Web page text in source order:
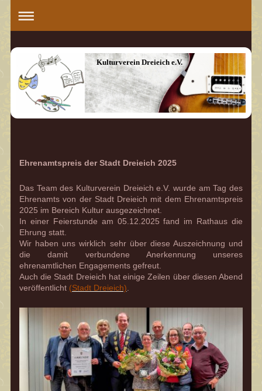
Kulturverein Dreieich e.V.
Ehrenamtspreis der Stadt Dreieich 2025
Das Team des Kulturverein Dreieich e.V. wurde am Tag des
Ehrenamts von der Stadt Dreieich mit dem Ehrenamtspreis
2025 im Bereich Kultur ausgezeichnet.
In einer Feierstunde am 05.12.2025 fand im Rathaus die
Ehrung statt.
Wir haben uns wirklich sehr über diese Auszeichnung und
die damit verbundene Anerkennung unseres
ehrenamtlichen Engagements gefreut.
Auch die Stadt Dreieich hat einige Zeilen über diesen Abend
veröffentlicht (Stadt Dreieich).